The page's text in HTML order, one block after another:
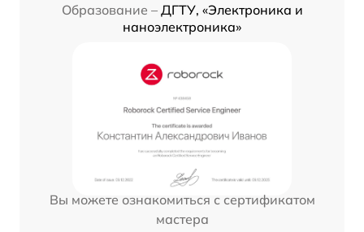
Образование – ДГТУ, «Электроника и
наноэлектроника»
Вы можете ознакомиться с сертификатом
мастера